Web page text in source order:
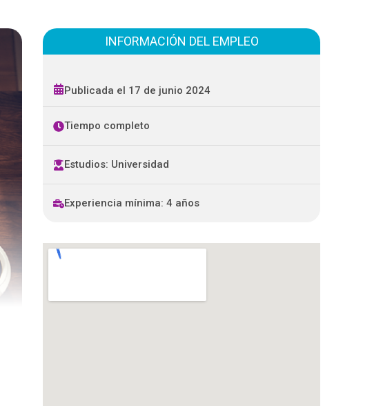
INFORMACIÓN DEL EMPLEO
Publicada el 17 de junio 2024
Tiempo completo
Estudios: Universidad
Experiencia mínima: 4 años